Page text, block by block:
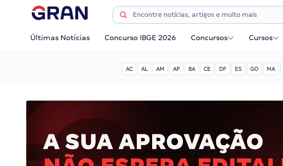
Últimas Notícias Concurso IBGE 2026 Concursos Cursos
AC AL AM AP BA CE DF ES GO MA